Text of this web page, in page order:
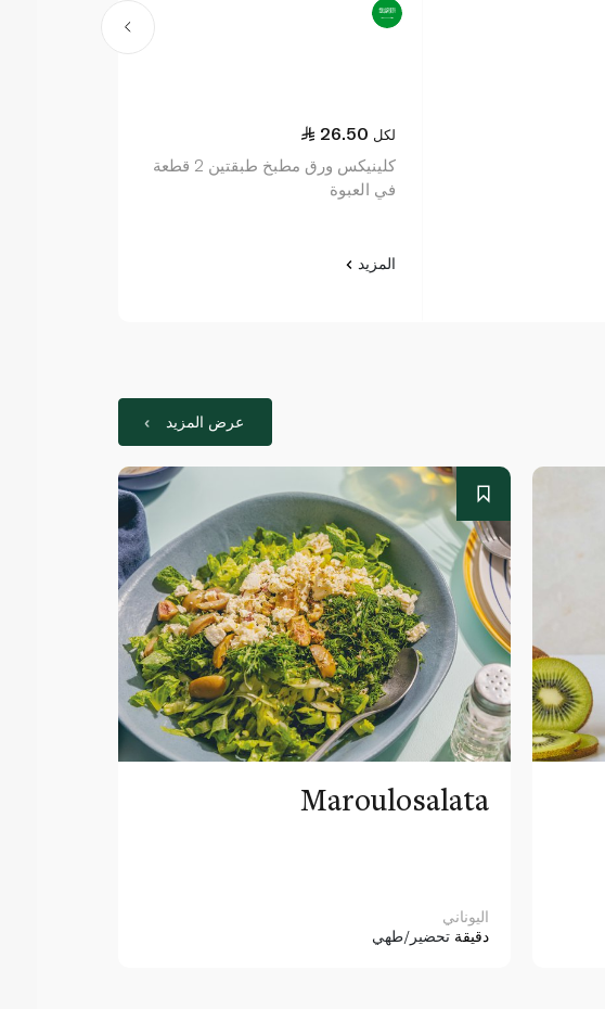
26.50 لكل
كلينيكس ورق مطبخ طبقتين 2 قطعة
في العبوة
المزيد
عرض المزيد
Maroulosalata
اليوناني
دقيقة تحضير/طهي